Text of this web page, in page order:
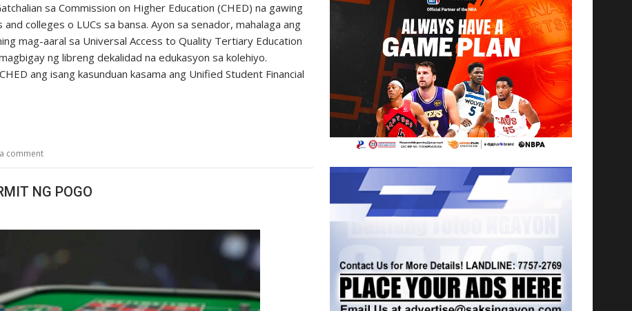
sa Commission on Higher Education (CHED) na gawing
colleges o LUCs sa bansa. Ayon sa senador, mahalaga ang
mag-aaral sa Universal Access to Quality Tertiary Education
ng libreng dekalidad na edukasyon sa kolehiyo.
ang isang kasunduan kasama ang Unified Student Financial
comment
NG POGO